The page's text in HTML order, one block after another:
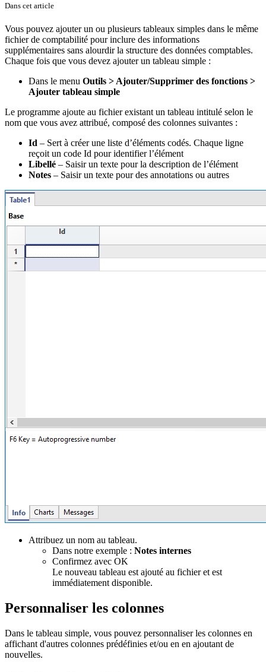
Dans cet article
Vous pouvez ajouter un ou plusieurs tableaux simples dans le même
fichier de comptabilité pour inclure des informations
supplémentaires sans alourdir la structure des données comptables.
Chaque fois que vous devez ajouter un tableau simple :
Dans le menu Outils > Ajouter/Supprimer des fonctions >
Ajouter tableau simple
Le programme ajoute au fichier existant un tableau intitulé selon le
nom que vous avez attribué, composé des colonnes suivantes :
Id – Sert à créer une liste d’éléments codés. Chaque ligne
reçoit un code Id pour identifier l’élément
Libellé – Saisir un texte pour la description de l’élément
Notes – Saisir un texte pour des annotations ou autres
Attribuez un nom au tableau.
Dans notre exemple : Notes internes
Confirmez avec OK
Le nouveau tableau est ajouté au fichier et est
immédiatement disponible.
Personnaliser les colonnes
Dans le tableau simple, vous pouvez personnaliser les colonnes en
affichant d'autres colonnes prédéfinies et/ou en en ajoutant de
nouvelles.